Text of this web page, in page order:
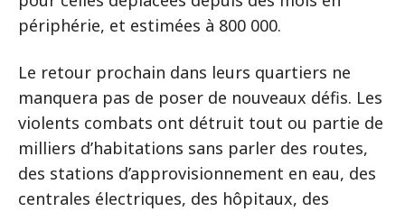
périphérie, et estimées à 800 000.
Le retour prochain dans leurs quartiers ne
manquera pas de poser de nouveaux défis. Les
violents combats ont détruit tout ou partie de
milliers d’habitations sans parler des routes,
des stations d’approvisionnement en eau, des
centrales électriques, des hôpitaux, des